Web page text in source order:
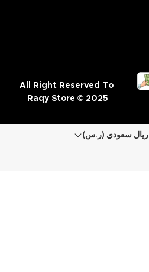
All Right Reserved To
Raqy Store © 2025
ريال سعودي (ر.س)